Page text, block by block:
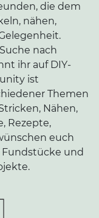
die dem
nähen,
nach
ihr auf DIY-
ist
Themen
Nähen,
Rezepte,
euch
und